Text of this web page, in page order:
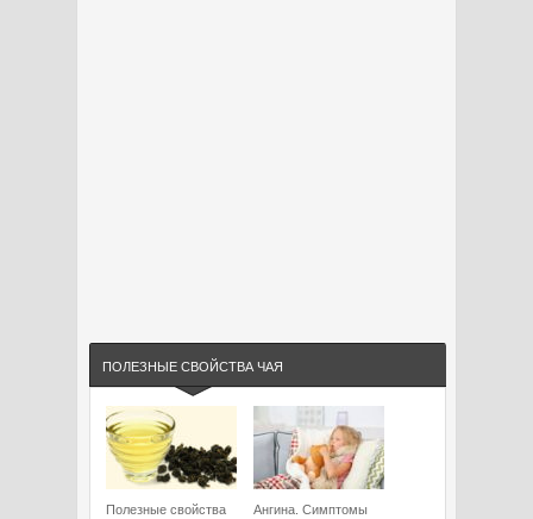
ПОЛЕЗНЫЕ СВОЙСТВА ЧАЯ
Полезные свойства
Ангина. Симптомы